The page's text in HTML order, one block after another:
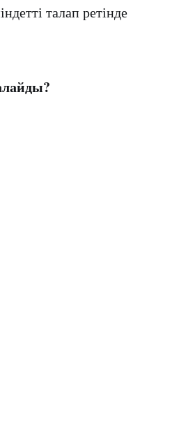
талап ретінде